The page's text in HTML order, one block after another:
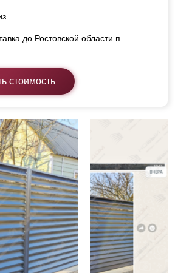
до Ростовской области п.
стоимость